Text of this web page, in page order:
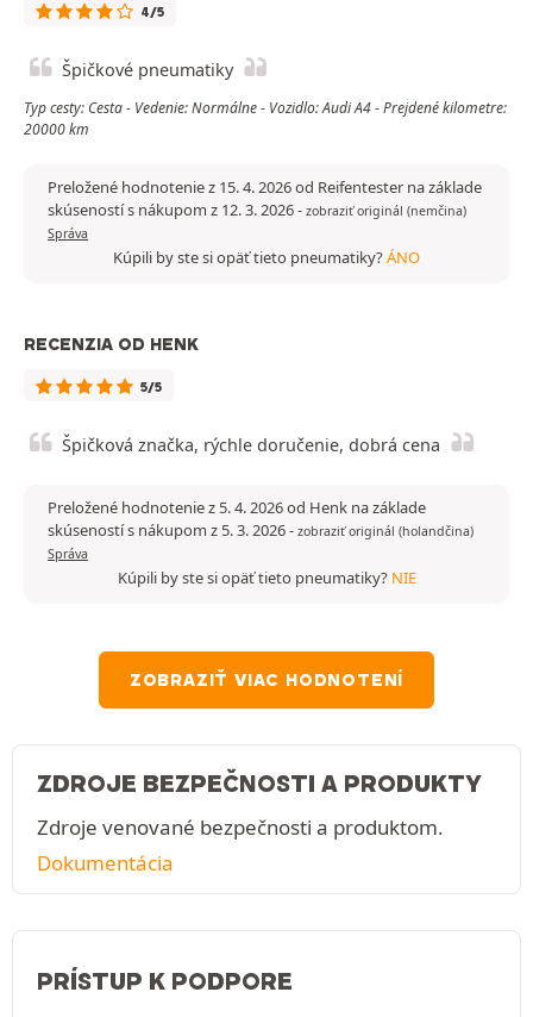
4/5
Špičkové pneumatiky
Typ cesty: Cesta - Vedenie: Normálne - Vozidlo: Audi A4 - Prejdené kilometre:
20000 km
Preložené hodnotenie z 15. 4. 2026 od Reifentester na základe
skúseností s nákupom z 12. 3. 2026- zobraziť originál (nemčina)
Správa
Kúpili by ste si opäť tieto pneumatiky?ÁNO
RECENZIA OD HENK
5/5
Špičková značka, rýchle doručenie, dobrá cena
Preložené hodnotenie z 5. 4. 2026 od Henk na základe
skúseností s nákupom z 5. 3. 2026- zobraziť originál (holandčina)
Správa
Kúpili by ste si opäť tieto pneumatiky? NIE
ZOBRAZIŤ VIAC HODNOTENÍ
ZDROJE BEZPEČNOSTI A PRODUKTY
Zdroje venované bezpečnosti a produktom.
Dokumentácia
PRÍSTUP K PODPORE